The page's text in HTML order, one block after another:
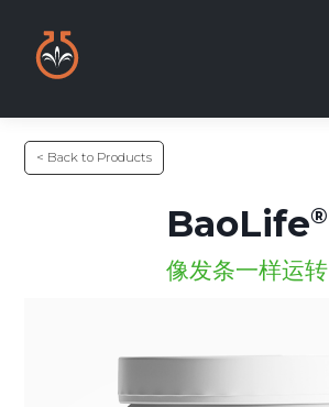
< Back to Products
BaoLife
像发条一样运转